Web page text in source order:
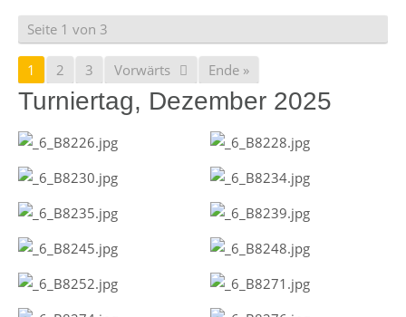
Seite 1 von 3
1 2 3 Vorwärts Ende »
Turniertag, Dezember 2025